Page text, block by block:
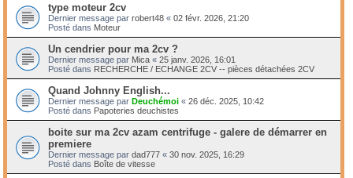
type moteur 2cv
Dernier message par robert48 « 02 févr. 2026, 21:20
Posté dans Moteur
Un cendrier pour ma 2cv ?
Dernier message par Mica « 25 janv. 2026, 16:01
Posté dans RECHERCHE / ECHANGE 2CV -- pièces détachées 2CV
Quand Johnny English...
Dernier message par Deuchémoi « 26 déc. 2025, 10:42
Posté dans Papoteries deuchistes
boite sur ma 2cv azam centrifuge - galere de démarrer en
premiere
Dernier message par dad777 « 30 nov. 2025, 16:29
Posté dans Boîte de vitesse